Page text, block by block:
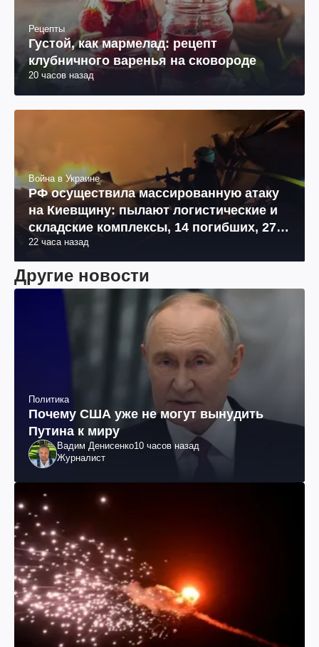
Рецепты
Густой, как мармелад: рецепт
клубничного варенья на сковороде
20 часов назад
Война в Украине
РФ осуществила массированную атаку
на Киевщину: пылают логистические и
складские комплексы, 14 погибших, 27
раненых (фото, видео)
22 часа назад
Другие новости
Политика
Почему США уже не могут вынудить
Путина к миру
Вадим Денисенко10 часов назад
Журналист